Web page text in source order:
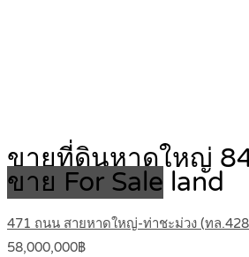
ขายที่ดินหาดใหญ่
ขาย For Sale land
471 ถนน สายหาดใหญ่-ท่าชะม่วง (ทล
58,000,000฿